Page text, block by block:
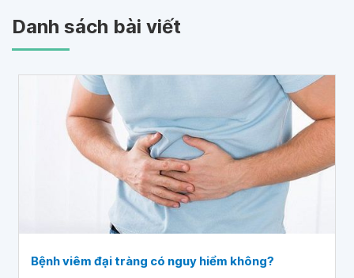
Danh sách bài viết
Bệnh viêm đại tràng có nguy hiểm không?